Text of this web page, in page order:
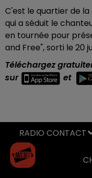
C'est le quartier de
qui a séduit le
en tournée pour
and Free", sorti le 20
Téléchargez
sur
et